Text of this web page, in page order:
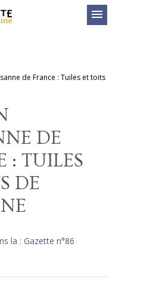
menu
de France : Tuiles et toits
DE
: TUILES
DE
la : Gazette n°86